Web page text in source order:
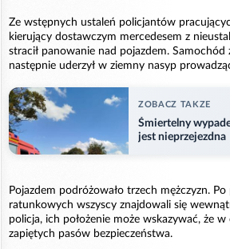
Ze wstępnych ustaleń policjantów
kierujący dostawczym mercedesem z
stracił panowanie nad pojazdem. Samochód
następnie uderzył w ziemny nasyp
ZOBACZ TAKZE
Śmiertelny
jest nieprzejezdna
Pojazdem podróżowało trzech mężczyzn. Po
ratunkowych wszyscy znajdowali się
policja, ich położenie może wskazywać, że
zapiętych pasów bezpieczeństwa.